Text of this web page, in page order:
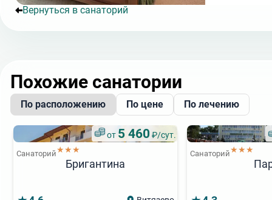
Вернуться в санаторий
Похожие санатории
По расположению По цене По лечению
от 5 460 ₽/сут.
Санаторий★★★
Бригантина
Санаторий★★★